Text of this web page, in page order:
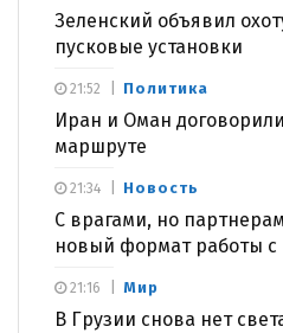
Зеленский объявил
пусковые установки
Политика
Иран и Оман
маршруте
21:52
Новость
С врагами, но
новый формат работы
21:34
Мир
В Грузии снова нет
21:16